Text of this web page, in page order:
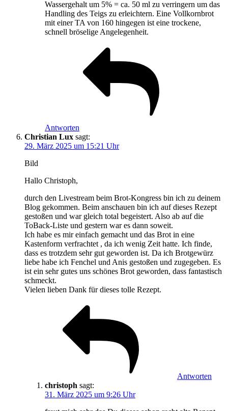
Wassergehalt um 5% = ca. 50 ml zu verringern um das
Handling des Teigs zu erleichtern. Eine Vollkornbrot
mit einer TA von 160 hingegen ist eine trockene,
schnell bröselige Angelegenheit.
Antworten
Christian Lux sagt:
29. März 2025 um 15:21 Uhr
Bild
Hallo Christoph,
durch den Livestream beim Brot-Kongress bin ich zu deinem
Blog gekommen. Beim anschauen bin ich auf dieses Rezept
gestoßen und war gleich total begeistert. Also ab auf die
ToBack-Liste und gestern war es dann soweit.
Ich habe es mir einfach gemacht und das Brot in eine
Kastenform verfrachtet , da ich wenig Zeit hatte. Ich finde,
dass es trotzdem sehr gut geworden ist. Da ich Brotgewürz
liebe habe ich Fenchel und Anis gestoßen und zugegeben. Es
ist ein sehr gutes uns schönes Brot geworden, dass fantastisch
schmeckt.
Vielen lieben Dank für dieses tolle Rezept.
Antworten
christoph sagt:
31. März 2025 um 9:26 Uhr